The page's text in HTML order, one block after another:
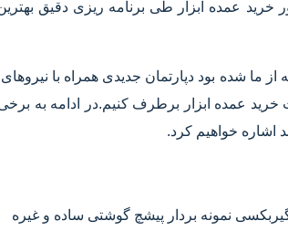
خرید عمده ابزار طی برنامه ریزی دقیق
ما شده بود دپارتمان جدیدی همراه با
خرید عمده ابزار برطرف کنیم.در ادامه به
اشاره خواهیم کرد.
نمونه بردار پیشچ گوشتی ساده و غیره